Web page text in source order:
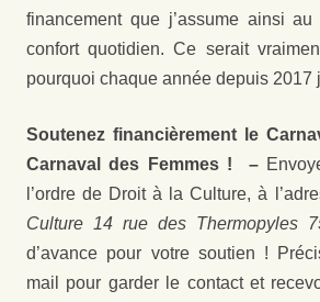
financement que j’assume ainsi
confort quotidien. Ce serait
pourquoi chaque année depuis 2017
Soutenez financièrement le
Carnaval des Femmes ! –
l’ordre de Droit à la Culture, à
Culture 14 rue des Thermopyles
d’avance pour votre soutien !
mail pour garder le contact et